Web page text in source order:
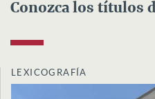
Conozca los títulos
LEXICOGRAFÍA